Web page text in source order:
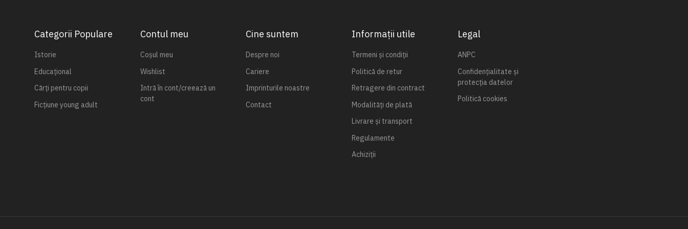
Categorii Populare
Istorie
Educațional
Cărți pentru copii
Ficțiune young adult
Contul meu
Coșul meu
Wishlist
Intră în cont/creează un
cont
Cine suntem
Despre noi
Cariere
Imprinturile noastre
Contact
Informații utile
Termeni și condiții
Politică de retur
Retragere din contract
Modalități de plată
Livrare și transport
Regulamente
Achiziții
Legal
ANPC
Confidențialitate și
protecția datelor
Politică cookies